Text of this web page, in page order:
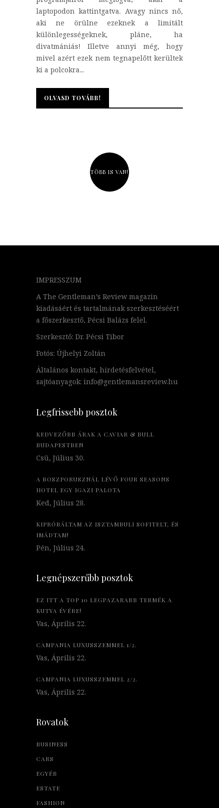
laptopodon kattintgatva. Avagy nincs nő,
aki ne örülne ezeknek a limitált
különlegességeknek, pláne, ha
divatmániás! Illetve annyi még, hogy
mivel azért ezek nem tegnapelőtt kerültek
ki a polcokra...
OLVASD TOVÁBB!
OLVASD TOVÁBB!
TÖBB IS VAN!
IMPRESSZUM
A The Gentleman’s Review magazin
kiadásáért és tartalmának szerkesztéséért
a főszerkesztő, Pécsi Balázs felel.
Szerkesztő: Dr. Pécsi Tibor
Fotós: Újhelyi Zoltán
Általános kontakt, hirdetésfelvétel,
sajtóanyagok: info@gentlemansreview.hu
Legfrissebb posztok
KEDVEZŐBB ÁRAK A CAVIAR & BULL
BUDAPESTBEN
Csü, Július 30.
A BOSZPORUSZNÁL LÉVŐ FOUR SEASONS
HOTEL EGY IGAZI PALOTA
Ked, Július 28.
KIPRÓBÁLTAM AZ ISZTAMBULI SOFITELT, ÉS
IMÁDTAM!
Pén, Július 24.
Legnépszerűbb posztok
EZ ITT A TOP 10 LEGPAZARABB TERMÉK A
KUTYA ÉVÉRE!
Vas, Április 22.
CAMPANIA LUXUSSZEMMEL 1/2.
Vas, Április 22.
CAMPANIA LUXUSSZEMMEL 2/2.
Vas, Április 22.
Rovatok
BUSINESS
CARS
EGYÉB
ESTATE
FASHION